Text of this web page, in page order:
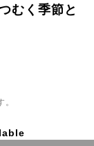
むく季節と